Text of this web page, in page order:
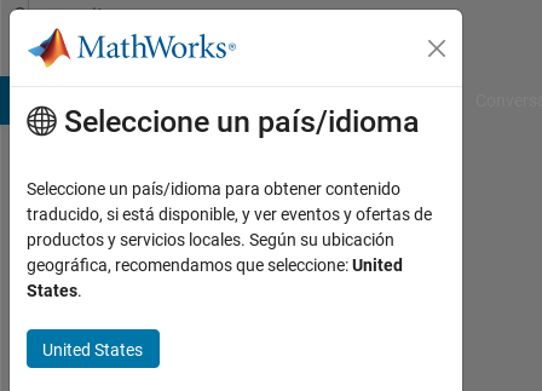
Saltar al contenido
Community
Profile
MADHVI
Last
seen:
más
de 1
año
Seleccione un país/idioma
Seleccione un país/idioma para obtener contenido
traducido, si está disponible, y ver eventos y ofertas de
productos y servicios locales. Según su ubicación
geográfica, recomendamos que seleccione:United
States.
United States